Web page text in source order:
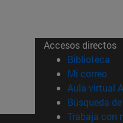
Accesos directos
Biblioteca
Mi correo
Aula virtual
Búsqueda
Trabaja con